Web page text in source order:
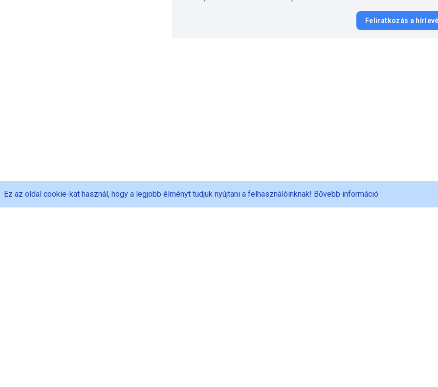
Feliratkozás a
Ez az oldal cookie-kat használ, hogy a legjobb élményt tudjuk nyújtani a felhasználóinknak! Bővebb információ